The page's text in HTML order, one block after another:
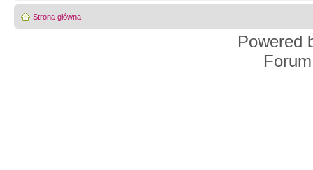
Strona główna
Powered